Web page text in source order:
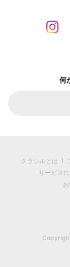
何
クラシルとは
サービス